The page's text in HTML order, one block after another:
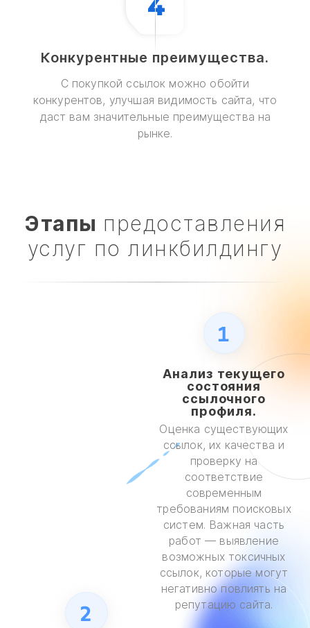
Конкурентные преимущества.
С покупкой ссылок можно обойти
конкурентов, улучшая видимость сайта, что
даст вам значительные преимущества на
рынке.
Этапы предоставления
услуг по линкбилдингу
1
Анализ текущего
состояния
ссылочного
профиля.
Оценка существующих
ссылок, их качества и
проверку на
соответствие
современным
требованиям поисковых
систем. Важная часть
работ — выявление
возможных токсичных
ссылок, которые могут
негативно повлиять на
репутацию сайта.
2